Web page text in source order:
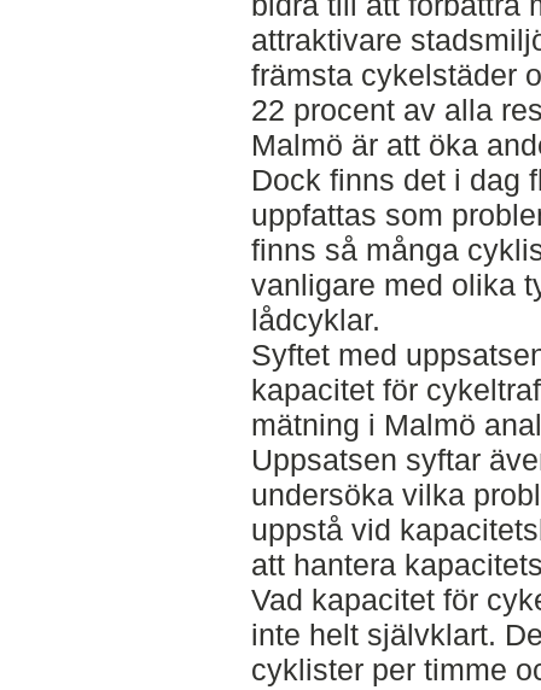
attraktivare
främsta cykelstäder
22 procent av alla
Malmö är att öka
Dock finns det i dag
uppfattas som
finns så många
vanligare med olika
lådcyklar.
Syftet med
kapacitet för
mätning i Malmö
Uppsatsen syftar
undersöka vilka
uppstå vid
att hantera
Vad kapacitet för
inte helt självklart.
cyklister per timme